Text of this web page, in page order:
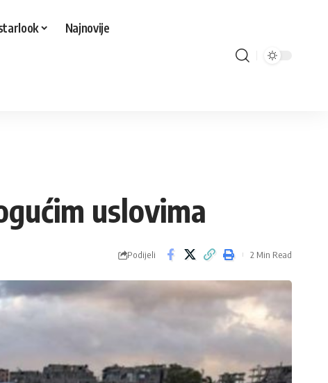
Najnovije
uslovima
Podijeli 2 Min Read